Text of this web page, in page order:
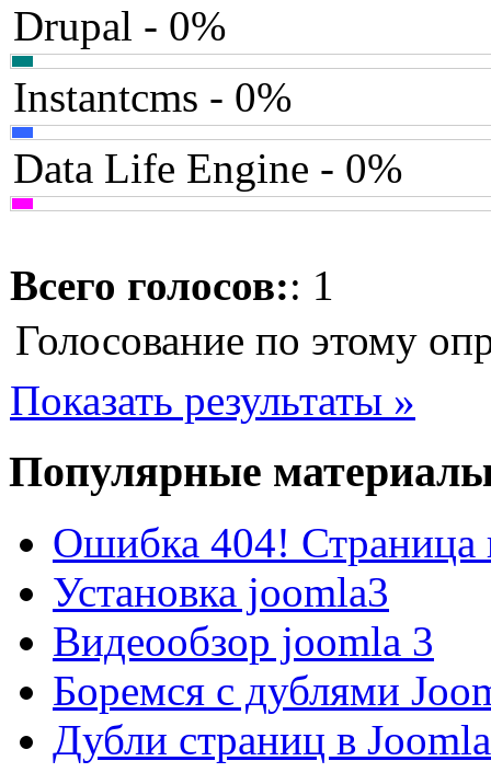
Drupal - 0%
Instantcms - 0%
Data Life Engine - 0%
Всего голосов:: 1
Голосование по этому
Показать результаты »
Популярные
Ошибка 404! Страница
Установка joomla3
Видеообзор joomla 3
Боремся с дублями
Дубли страниц в